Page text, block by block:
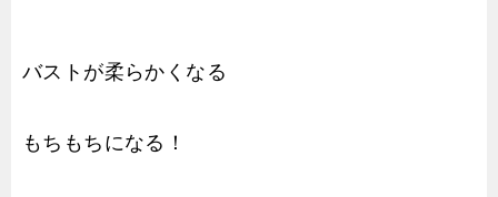
バストが柔らかくなる
もちもちになる！